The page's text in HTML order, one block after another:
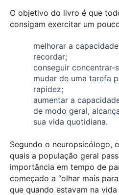
O objetivo do livro é que
consigam exercitar um
melhorar a
recordar;
conseguir concentrar-
mudar de uma tarefa
rapidez;
aumentar a
de modo geral,
sua vida quotidiana.
Segundo o neuropsicólogo,
quais a população geral
importância em tempo de
começado a “olhar mais
que quando estavam na vida